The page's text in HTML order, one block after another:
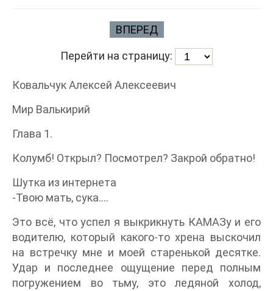
ВПЕРЕД
Перейти на страницу:
Ковальчук Алексей Алексеевич
Мир Валькирий
Глава 1.
Колумб! Открыл? Посмотрел? Закрой обратно!
Шутка из интернета
-Твою мать, сука....
Это всё, что успел я выкрикнуть КАМАЗу и его
водителю, который какого-то хрена выскочил
на встречку мне и моей старенькой десятке.
Удар и последнее ощущение перед полным
погружением во тьму, это ледяной холод,